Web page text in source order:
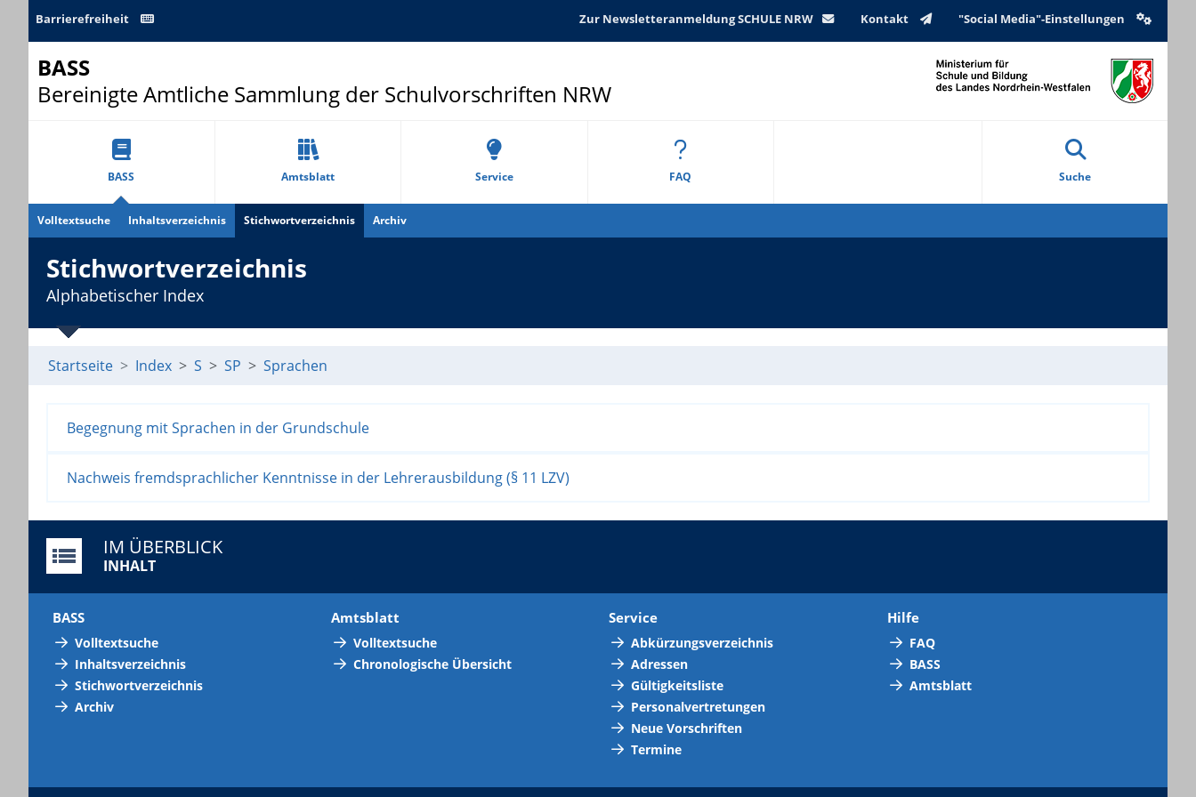
Barrierefreiheit Zur Newsletteranmeldung SCHULE NRW Kontakt "Social Media"-Einstellungen
BASS
Bereinigte Amtliche Sammlung der Schulvorschriften NRW
BASS Amtsblatt Service FAQ Suche
Volltextsuche Inhaltsverzeichnis Stichwortverzeichnis Archiv
Stichwortverzeichnis
Alphabetischer Index
Startseite Index S SP Sprachen
Begegnung mit Sprachen in der Grundschule
Nachweis fremdsprachlicher Kenntnisse in der Lehrerausbildung (§ 11 LZV)
IM ÜBERBLICK
INHALT
BASS
Volltextsuche
Inhaltsverzeichnis
Stichwortverzeichnis
Archiv
Amtsblatt
Volltextsuche
Chronologische Übersicht
Service
Abkürzungsverzeichnis
Adressen
Gültigkeitsliste
Personalvertretungen
Neue Vorschriften
Termine
Hilfe
FAQ
BASS
Amtsblatt